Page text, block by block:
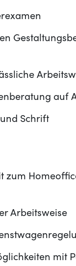
auf
Schrift
Arbeitsweise
mit